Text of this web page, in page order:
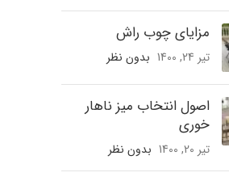
مزایای چوب راش
تیر 24, 1400 بدون نظر
اصول انتخاب میز ناهار
خوری
تیر 20, 1400 بدون نظر